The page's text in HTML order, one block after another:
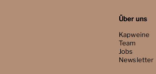
Über uns
Kapweine
Team
Jobs
Newsletter